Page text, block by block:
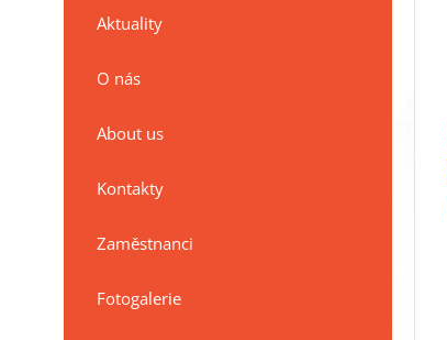
Aktuality
O nás
About us
Kontakty
Zaměstnanci
Fotogalerie